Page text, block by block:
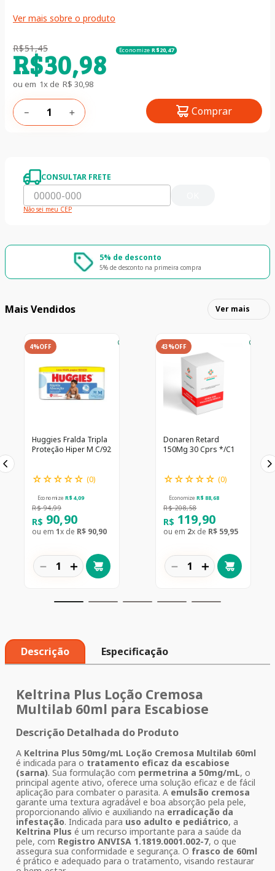
Ver mais sobre o produto
R$51,45 Economize R$20,47
R$30,98
ou em 1x de R$ 30,98
＋
－ Comprar
CONSULTAR FRETE
Não sei meu CEP
5% de desconto
5% de desconto na primeira compra
Mais Vendidos Ver mais
4%OFF
Huggies Fralda Tripla
Proteção Hiper M C/92
☆☆☆☆☆ (0)
Economize R$ 4,09
R$ 94,99
R$ 90,90
ou em 1x de R$ 90,90
＋
－
43%OFF
Donaren Retard
150Mg 30 Cprs */C1
☆☆☆☆☆ (0)
Economize R$ 88,68
R$ 208,58
R$ 119,90
ou em 2x de R$ 59,95
＋
－
Descrição Especificação
Keltrina Plus Loção Cremosa
Multilab 60ml para Escabiose
Descrição Detalhada do Produto
A Keltrina Plus 50mg/mL Loção Cremosa Multilab 60ml
é indicada para o tratamento eficaz da escabiose
(sarna). Sua formulação com permetrina a 50mg/mL, o
principal agente ativo, oferece uma solução eficaz e de fácil
aplicação para combater o parasita. A emulsão cremosa
garante uma textura agradável e boa absorção pela pele,
proporcionando alívio e auxiliando na erradicação da
infestação. Indicada para uso adulto e pediátrico, a
Keltrina Plus é um recurso importante para a saúde da
pele, com Registro ANVISA 1.1819.0001.002-7, o que
assegura sua conformidade e segurança. O frasco de 60ml
é prático e adequado para o tratamento, visando restaurar